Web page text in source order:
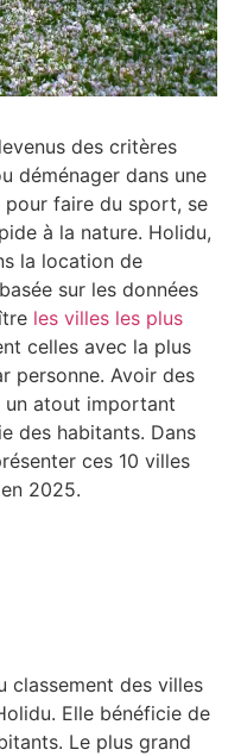
des critères
déménager dans une
faire du sport, se
à la nature. Holidu,
la location de
sur les données
les villes les plus
celles avec la plus
personne. Avoir des
atout important
des habitants. Dans
ces 10 villes
2025.
classement des villes
Elle bénéficie de
Le plus grand